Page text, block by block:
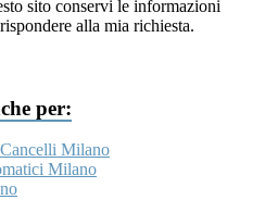
sito conservi le informazioni
alla mia richiesta.
per:
Milano
Milano